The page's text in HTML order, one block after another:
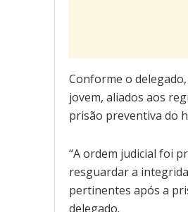
Conforme o
jovem, aliados aos
prisão preventiva do
“A ordem judicial foi
resguardar a
pertinentes após a
delegado.